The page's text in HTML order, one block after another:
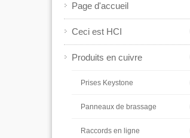
Page d'accueil
Ceci est HCI
Produits en cuivre
Prises Keystone
Panneaux de brassage
Raccords en ligne